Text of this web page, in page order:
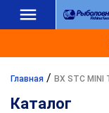
Главная / BX STC MINI
Каталог